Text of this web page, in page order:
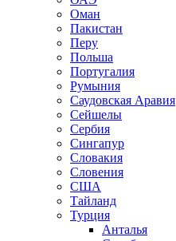
Оман
Пакистан
Перу
Польша
Португалия
Румыния
Саудовская Аравия
Сейшелы
Сербия
Сингапур
Словакия
Словения
США
Тайланд
Турция
Анталья